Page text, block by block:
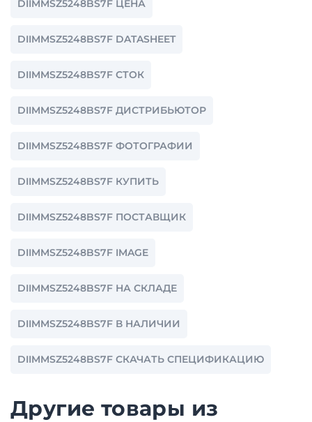
DIIMMSZ5248BS7F ЦЕНА
DIIMMSZ5248BS7F DATASHEET
DIIMMSZ5248BS7F СТОК
DIIMMSZ5248BS7F ДИСТРИБЬЮТОР
DIIMMSZ5248BS7F ФОТОГРАФИИ
DIIMMSZ5248BS7F КУПИТЬ
DIIMMSZ5248BS7F ПОСТАВЩИК
DIIMMSZ5248BS7F IMAGE
DIIMMSZ5248BS7F НА СКЛАДЕ
DIIMMSZ5248BS7F В НАЛИЧИИ
DIIMMSZ5248BS7F СКАЧАТЬ СПЕЦИФИКАЦИЮ
Другие товары из